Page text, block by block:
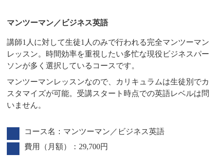
マンツーマン／ビジネス英語
講師1人に対して生徒1人のみで行われる完全マンツーマン
レッスン。時間効率を重視したい多忙な現役ビジネスパー
ソンが多く選択しているコースです。
マンツーマンレッスンなので、カリキュラムは生徒別でカ
スタマイズが可能。受講スタート時点での英語レベルは問
いません。
コース名：マンツーマン／ビジネス英語
費用（月額）：29,700円